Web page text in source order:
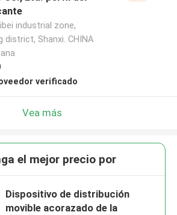
industrial zone,
district, Shanxi. CHINA
verificado
Vea más
el mejor precio por
Dispositivo de distribución
movible acorazado de la